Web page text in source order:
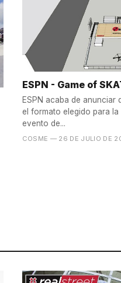
ESPN - Game of
ESPN acaba de anunciar
el formato elegido para
evento de...
COSME — 26 DE JULIO DE